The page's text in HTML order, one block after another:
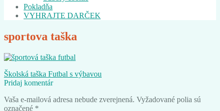
Pokladňa
VYHRAJTE DARČEK
sportova taška
Navigácia
v
článku
Predchádzajúci
článok:
Školská taška Futbal s výbavou
Pridaj komentár
Vaša e-mailová adresa nebude zverejnená. Vyžadované polia sú
označené *